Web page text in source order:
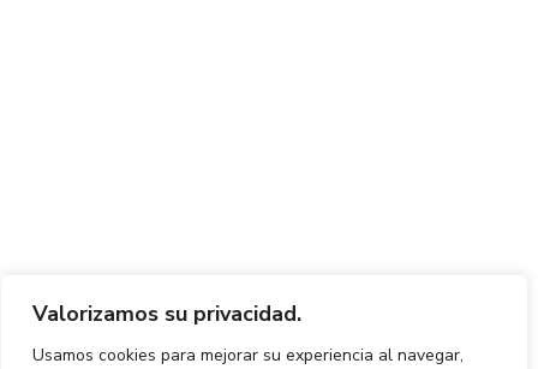
Valorizamos su privacidad.
Usamos cookies para mejorar su experiencia al navegar,